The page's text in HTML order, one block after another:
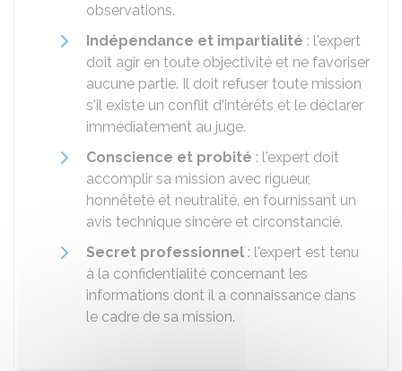
observations.
Indépendance et impartialité : l'expert
doit agir en toute objectivité et ne favoriser
aucune partie. Il doit refuser toute mission
s'il existe un conflit d'intérêts et le déclarer
immédiatement au juge.
Conscience et probité : l'expert doit
accomplir sa mission avec rigueur,
honnêteté et neutralité, en fournissant un
avis technique sincère et circonstancié.
Secret professionnel : l'expert est tenu
à la confidentialité concernant les
informations dont il a connaissance dans
le cadre de sa mission.